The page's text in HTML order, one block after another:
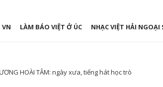
VN LÀM BÁO VIỆT Ở ÚC NHẠC VIỆT HẢI NGOẠI
HOÀI TÂM: ngày xưa, tiếng hát học trò